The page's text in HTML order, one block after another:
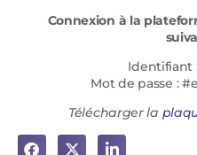
Connexion à la
Identifiant
Mot de passe :
Télécharger la